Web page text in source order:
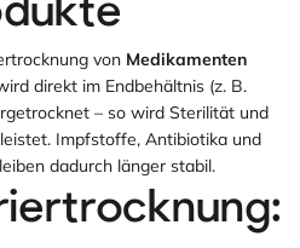
von Medikamenten
direkt im Endbehältnis (z. B.
– so wird Sterilität und
Impfstoffe, Antibiotika und
dadurch länger stabil.